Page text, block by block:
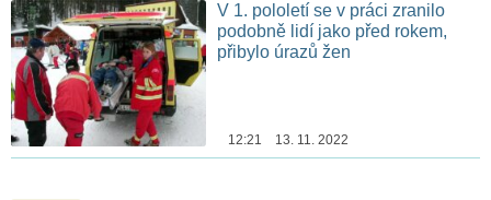
V 1. pololetí se v práci zranilo
podobně lidí jako před rokem,
přibylo úrazů žen
12:21 13. 11. 2022